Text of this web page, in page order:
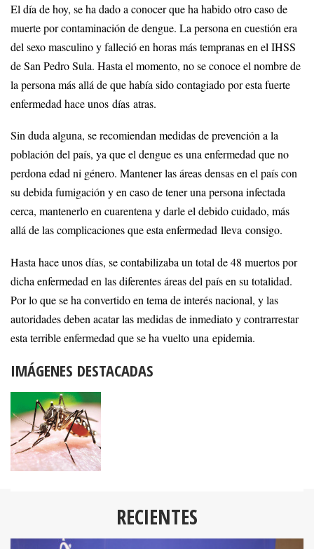
El día de hoy, se ha dado a conocer que ha habido otro caso de
muerte por contaminación de dengue. La persona en cuestión era
del sexo masculino y falleció en horas más tempranas en el IHSS
de San Pedro Sula. Hasta el momento, no se conoce el nombre de
la persona más allá de que había sido contagiado por esta fuerte
enfermedad hace unos días atras.
Sin duda alguna, se recomiendan medidas de prevención a la
población del país, ya que el dengue es una enfermedad que no
perdona edad ni género. Mantener las áreas densas en el país con
su debida fumigación y en caso de tener una persona infectada
cerca, mantenerlo en cuarentena y darle el debido cuidado, más
allá de las complicaciones que esta enfermedad lleva consigo.
Hasta hace unos días, se contabilizaba un total de 48 muertos por
dicha enfermedad en las diferentes áreas del país en su totalidad.
Por lo que se ha convertido en tema de interés nacional, y las
autoridades deben acatar las medidas de inmediato y contrarrestar
esta terrible enfermedad que se ha vuelto una epidemia.
IMÁGENES DESTACADAS
RECIENTES